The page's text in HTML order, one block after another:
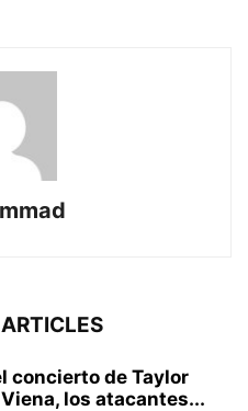
concierto de Taylor
los atacantes...